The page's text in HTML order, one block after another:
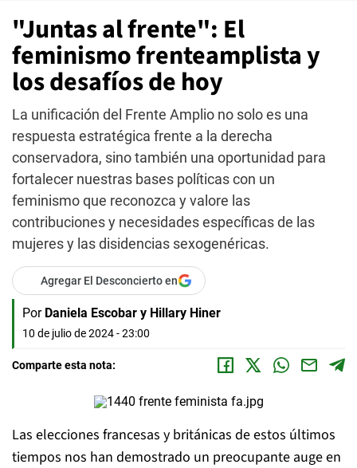
"Juntas al frente": El
feminismo frenteamplista y
los desafíos de hoy
La unificación del Frente Amplio no solo es una
respuesta estratégica frente a la derecha
conservadora, sino también una oportunidad para
fortalecer nuestras bases políticas con un
feminismo que reconozca y valore las
contribuciones y necesidades específicas de las
mujeres y las disidencias sexogenéricas.
Agregar El Desconcierto en
Por Daniela Escobar y Hillary Hiner
10 de julio de 2024 - 23:00
Comparte esta nota:
Las elecciones francesas y británicas de estos últimos
tiempos nos han demostrado un preocupante auge en